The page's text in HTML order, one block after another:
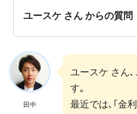
ユースケ さん からの質問
田中
ユースケ さん
す｡
最近では､｢金